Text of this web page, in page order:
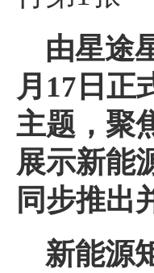
由星途
月17日正
主题，聚
展示新能
同步推出
新能源